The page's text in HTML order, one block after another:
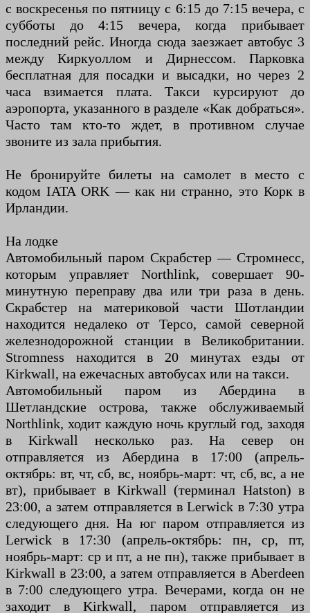
с воскресенья по пятницу с 6:15 до 7:15 вечера, с
субботы до 4:15 вечера, когда прибывает
последний рейс. Иногда сюда заезжает автобус 3
между Киркуоллом и Дирнессом. Парковка
бесплатная для посадки и высадки, но через 2
часа взимается плата. Такси курсируют до
аэропорта, указанного в разделе «Как добраться».
Часто там кто-то ждет, в противном случае
звоните из зала прибытия.
Не бронируйте билеты на самолет в место с
кодом IATA ORK — как ни странно, это Корк в
Ирландии.
На лодке
Автомобильный паром Скрабстер — Стромнесс,
которым управляет Northlink, совершает 90-
минутную переправу два или три раза в день.
Скрабстер на материковой части Шотландии
находится недалеко от Терсо, самой северной
железнодорожной станции в Великобритании.
Stromness находится в 20 минутах езды от
Kirkwall, на ежечасных автобусах или на такси.
Автомобильный паром из Абердина в
Шетландские острова, также обслуживаемый
Northlink, ходит каждую ночь круглый год, заходя
в Kirkwall несколько раз. На север он
отправляется из Абердина в 17:00 (апрель-
октябрь: вт, чт, сб, вс, ноябрь-март: чт, сб, вс, а не
вт), прибывает в Kirkwall (терминал Hatston) в
23:00, а затем отправляется в Lerwick в 7:30 утра
следующего дня. На юг паром отправляется из
Lerwick в 17:30 (апрель-октябрь: пн, ср, пт,
ноябрь-март: ср и пт, а не пн), также прибывает в
Kirkwall в 23:00, а затем отправляется в Aberdeen
в 7:00 следующего утра. Вечерами, когда он не
заходит в Kirkwall, паром отправляется из